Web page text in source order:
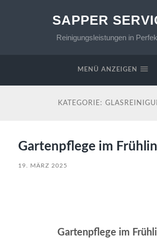
SAPPER
Reinigungsleistungen in
MENÜ ANZEIGEN
KATEGORIE:
Gartenpflege im
19. MÄRZ 2025
Gartenpflege im